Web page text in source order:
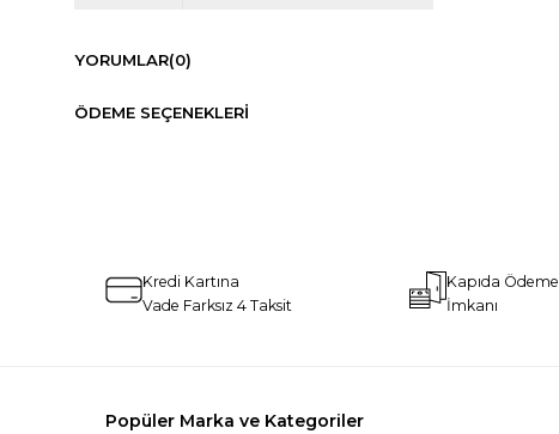
YORUMLAR(0)
ÖDEME SEÇENEKLERI
Kredi Kartına
Vade Farksız 4 Taksit
Kapıda Ödeme
İmkanı
Popüler Marka ve Kategoriler